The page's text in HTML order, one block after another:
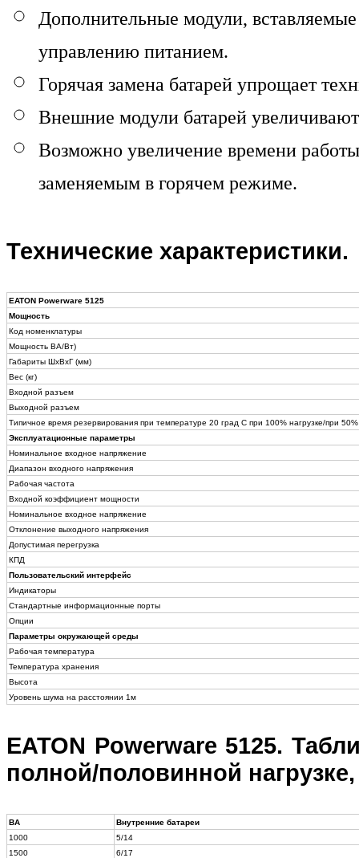
Дополнительные модули,
управлению питанием.
Горячая замена батарей упрощает
Внешние модули батарей
Возможно увеличение времени
заменяемым в горячем режиме.
Технические характеристики.
EATON Powerware 5125
Мощность
Код номенклатуры
Мощность ВА/Вт)
Габариты ШxВxГ (мм)
Вес (кг)
Входной разъем
Выходной разъем
Типичное время резервирования при температуре 20 град С при 100% нагрузке/при 50%
Эксплуатационные параметры
Номинальное входное напряжение
Диапазон входного напряжения
Рабочая частота
Входной коэффициент мощности
Номинальное входное напряжение
Отклонение выходного напряжения
Допустимая перегрузка
КПД
Пользовательский интерфейс
Индикаторы
Стандартные информационные порты
Опции
Параметры окружающей среды
Рабочая температура
Температура хранения
Высота
Уровень шума на расстоянии 1м
EATON Powerware 5125.
полной/половинной
ВА
Внутренние батареи
1000
5/14
1500
6/17